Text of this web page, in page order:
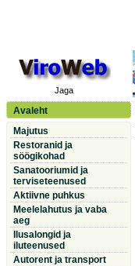
Jaga
Avaleht
Majutus
Restoranid ja
söögikohad
Sanatooriumid ja
terviseteenused
Aktiivne puhkus
Meelelahutus ja vaba
aeg
Ilusalongid ja
iluteenused
Autorent ja transport